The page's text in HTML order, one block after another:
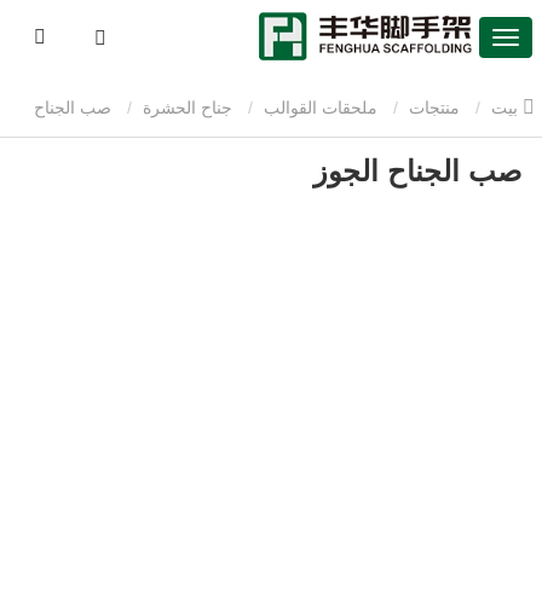
منتجات ملحقات القوالب جناح الحشرة صب الجناح
الجوز
صب الجناح الجوز